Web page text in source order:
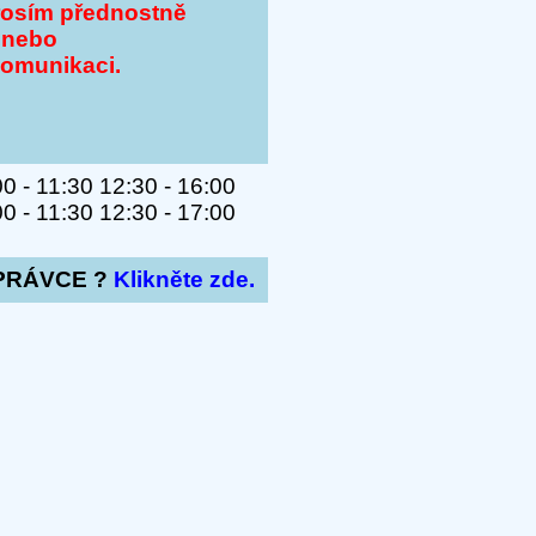
přednostně
- 11:30 12:30 - 16:00
- 11:30 12:30 - 17:00
? Klikněte zde.